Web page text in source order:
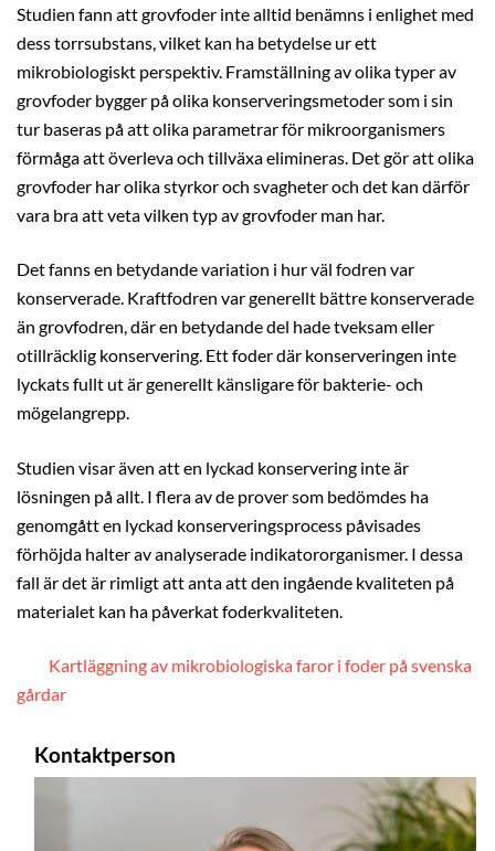
Studien fann att grovfoder inte alltid benämns i enlighet med
dess torrsubstans, vilket kan ha betydelse ur ett
mikrobiologiskt perspektiv. Framställning av olika typer av
grovfoder bygger på olika konserveringsmetoder som i sin
tur baseras på att olika parametrar för mikroorganismers
förmåga att överleva och tillväxa elimineras. Det gör att olika
grovfoder har olika styrkor och svagheter och det kan därför
vara bra att veta vilken typ av grovfoder man har.
Det fanns en betydande variation i hur väl fodren var
konserverade. Kraftfodren var generellt bättre konserverade
än grovfodren, där en betydande del hade tveksam eller
otillräcklig konservering. Ett foder där konserveringen inte
lyckats fullt ut är generellt känsligare för bakterie- och
mögelangrepp.
Studien visar även att en lyckad konservering inte är
lösningen på allt. I flera av de prover som bedömdes ha
genomgått en lyckad konserveringsprocess påvisades
förhöjda halter av analyserade indikatororganismer. I dessa
fall är det är rimligt att anta att den ingående kvaliteten på
materialet kan ha påverkat foderkvaliteten.
Kartläggning av mikrobiologiska faror i foder på svenska
gårdar
Kontaktperson